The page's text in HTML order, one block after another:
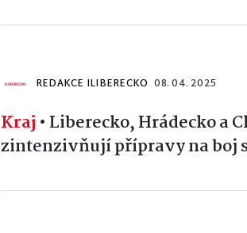
REDAKCE ILIBERECKO 08. 04. 2025
Kraj • Liberecko, Hrádecko a
zintenzivňují přípravy na boj